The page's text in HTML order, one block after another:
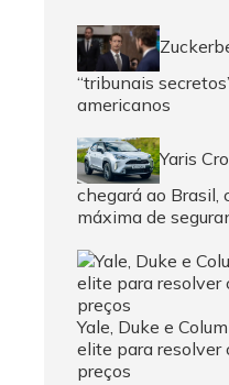
“tribunais
americanos
Yaris
chegará ao Brasil,
máxima de
Yale, Duke e
elite para resolver
preços